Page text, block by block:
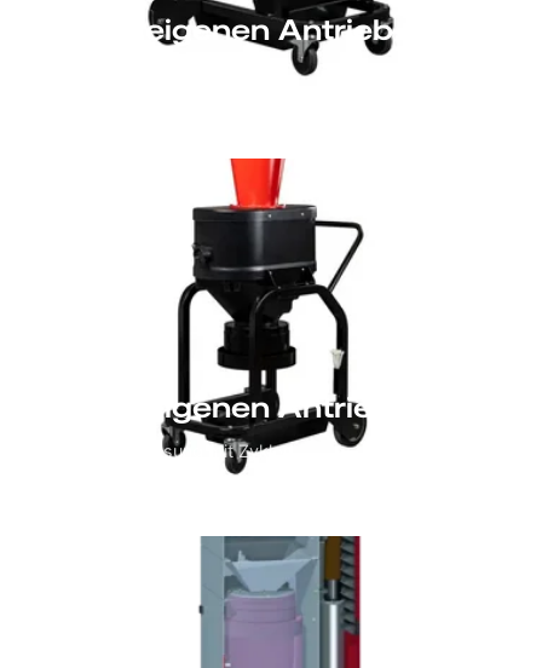
Ohne eigenen Antrieb
Ohne eigenen Antrieb
Die Sammellösung mit Zyklon